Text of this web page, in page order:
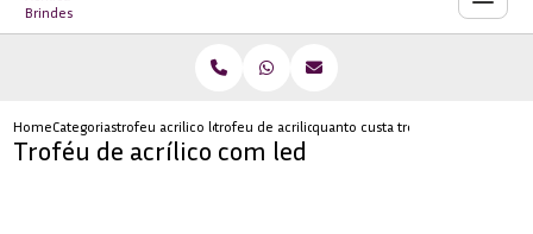
HomeCategoriastrofeu acrilico ledtrofeu de acrilico transparente para formatura
quanto custa trofeu em acrilico
Troféu de acrílico com led